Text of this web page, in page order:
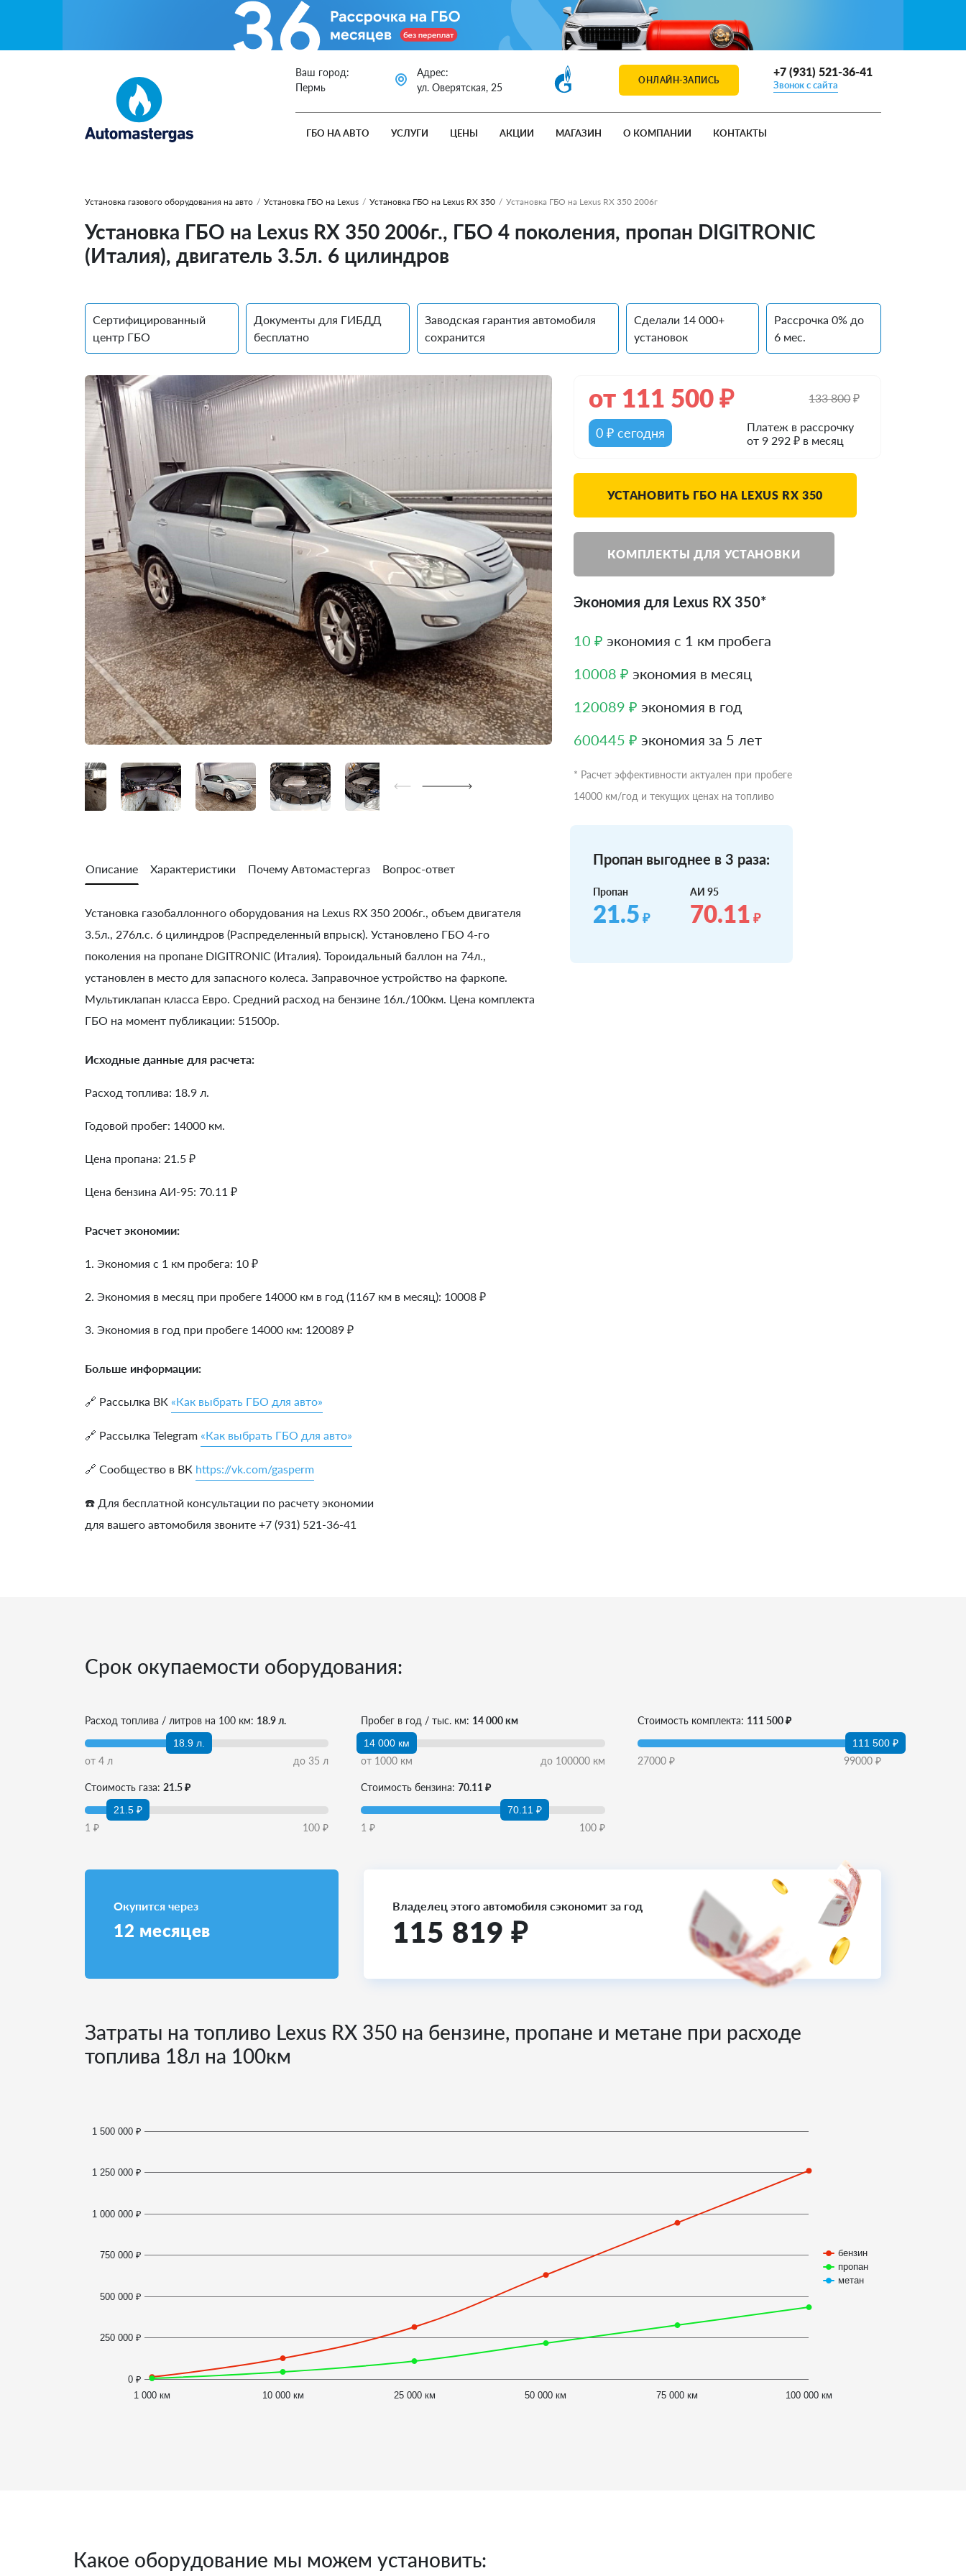
Ваш город:
Пермь
Адрес:
ул. Оверятская, 25
ОНЛАЙН-ЗАПИСЬ
+7 (931) 521-36-41
Звонок с сайта
ГБО НА АВТО УСЛУГИ ЦЕНЫ АКЦИИ МАГАЗИН О КОМПАНИИ КОНТАКТЫ
Установка газового оборудования на авто / Установка ГБО на Lexus / Установка ГБО на Lexus RX 350 / Установка ГБО на Lexus RX 350 2006г
Установка ГБО на Lexus RX 350 2006г., ГБО 4 поколения, пропан DIGITRONIC
(Италия), двигатель 3.5л. 6 цилиндров
Сертифицированный
центр ГБО
Документы для ГИБДД
бесплатно
Заводская гарантия автомобиля
сохранится
Сделали 14 000+
установок
Рассрочка 0% до
6 мес.
от 111 500₽ 133 800₽
0 ₽ сегодня
Платеж в рассрочку
от 9 292 ₽ в месяц
УСТАНОВИТЬ ГБО НА LEXUS RX 350
КОМПЛЕКТЫ ДЛЯ УСТАНОВКИ
Экономия для Lexus RX 350*
10 ₽ экономия с 1 км пробега
10008 ₽ экономия в месяц
120089 ₽ экономия в год
600445 ₽ экономия за 5 лет
* Расчет эффективности актуален при пробеге
14000 км/год и текущих ценах на топливо
Описание Характеристики Почему Автомастергаз Вопрос-ответ
Установка газобаллонного оборудования на Lexus RX 350 2006г., объем двигателя
3.5л., 276л.с. 6 цилиндров (Распределенный впрыск). Установлено ГБО 4-го
поколения на пропане DIGITRONIC (Италия). Тороидальный баллон на 74л.,
установлен в место для запасного колеса. Заправочное устройство на фаркопе.
Мультиклапан класса Евро. Средний расход на бензине 16л./100км. Цена комплекта
ГБО на момент публикации: 51500р.
Исходные данные для расчета:
Расход топлива: 18.9 л.
Годовой пробег: 14000 км.
Цена пропана: 21.5 ₽
Цена бензина АИ-95: 70.11 ₽
Расчет экономии:
1. Экономия с 1 км пробега: 10 ₽
2. Экономия в месяц при пробеге 14000 км в год (1167 км в месяц): 10008 ₽
3. Экономия в год при пробеге 14000 км: 120089 ₽
Больше информации:
🔗 Рассылка ВК «Как выбрать ГБО для авто»
🔗 Рассылка Telegram «Как выбрать ГБО для авто»
🔗 Сообщество в ВК https://vk.com/gasperm
☎️ Для бесплатной консультации по расчету экономии
для вашего автомобиля звоните +7 (931) 521-36-41
Пропан выгоднее в 3 раза:
Пропан
21.5 ₽
АИ 95
70.11 ₽
Срок окупаемости оборудования:
Расход топлива / литров на 100 км: 18.9 л.
18.9 л.
от 4 л до35 л
Пробег в год / тыс. км: 14 000 км
14 000 км
от 1000 км до 100000км
Стоимость комплекта: 111 500 ₽
111 500 ₽
27000₽ 99000₽
Стоимость газа: 21.5 ₽
21.5 ₽
1 ₽ 100 ₽
Стоимость бензина:70.11 ₽
70.11 ₽
1 ₽ 100₽
Окупится через
12 месяцев
Владелец этого автомобиля сэкономит за год
115 819 ₽
Затраты на топливо Lexus RX 350 на бензине, пропане и метане при расходе
топлива 18л на 100км
бензин
пропан
метан
1 000 км 10 000 км 25 000 км 50 000 км 75 000 км 100 000 км
0 ₽
250 000 ₽
500 000 ₽
750 000 ₽
1 000 000 ₽
1 250 000 ₽
1 500 000 ₽
Какое оборудование мы можем установить: